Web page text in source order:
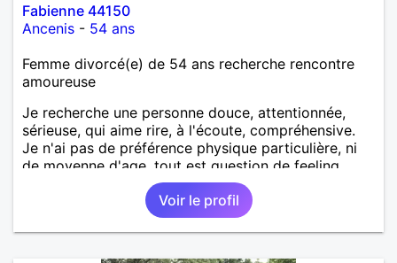
Fabienne 44150
Ancenis - 54 ans
Femme divorcé(e) de 54 ans recherche rencontre
amoureuse
Je recherche une personne douce, attentionnée,
sérieuse, qui aime rire, à l'écoute, compréhensive.
Je n'ai pas de préférence physique particulière, ni
de moyenne d'age, tout est question de feeling.
Voir le profil